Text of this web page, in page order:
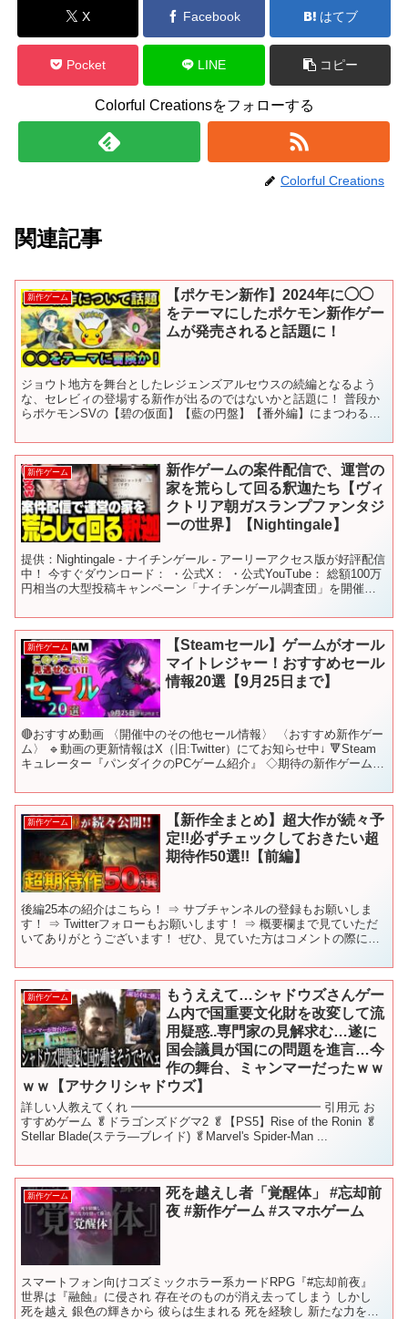
X Facebook はてブ
Pocket LINE コピー
Colorful Creationsをフォローする
Colorful Creations
関連記事
新作ゲーム
【ポケモン新作】2024年に◯◯
をテーマにしたポケモン新作ゲー
ムが発売されると話題に！
ジョウト地方を舞台としたレジェンズアルセウスの続編となるよう
な、セレビィの登場する新作が出るのではないかと話題に！ 普段か
らポケモンSVの【碧の仮面】【藍の円盤】【番外編】にまつわる情
新作ゲーム
新作ゲームの案件配信で、運営の
家を荒らして回る釈迦たち【ヴィ
クトリア朝ガスランプファンタジ
ーの世界】【Nightingale】
提供：Nightingale - ナイチンゲール - アーリーアクセス版が好評配信
中！ 今すぐダウンロード： ・公式X： ・公式YouTube： 総額100万
円相当の大型投稿キャンペーン「ナイチンゲール調査団」を開催
新作ゲーム
【Steamセール】ゲームがオール
マイトレジャー！おすすめセール
情報20選【9月25日まで】
🔴おすすめ動画 〈開催中のその他セール情報〉 〈おすすめ新作ゲー
ム〉 🔹動画の更新情報はX（旧:Twitter）にてお知らせ中↓ 🔻Steam
キュレーター『パンダイクのPCゲーム紹介』 ◇期待の新作ゲーム
新作ゲーム
【新作全まとめ】超大作が続々予
定!!必ずチェックしておきたい超
期待作50選!!【前編】
後編25本の紹介はこちら！ ⇒ サブチャンネルの登録もお願いしま
す！ ⇒ Twitterフォローもお願いします！ ⇒ 概要欄まで見ていただ
いてありがとうございます！ ぜひ、見ていた方はコメントの際に
新作ゲーム
もうええて…シャドウズさんゲー
ム内で国重要文化財を改変して流
用疑惑..専門家の見解求む…遂に
国会議員が国にの問題を進言…今
作の舞台、ミャンマーだったｗｗ
ｗｗ【アサクリシャドウズ】
詳しい人教えてくれ ━━━━━━━━━━━━━━━━ 引用元 お
すすめゲーム 🥬ドラゴンズドグマ2 🥬【PS5】Rise of the Ronin 🥬
Stellar Blade(ステラ―ブレイド) 🥬Marvel's Spider-Man ...
新作ゲーム
死を越えし者「覚醒体」 #忘却前
夜 #新作ゲーム #スマホゲーム
スマートフォン向けコズミックホラー系カードRPG『#忘却前夜』
世界は『融蝕』に侵され 存在そのものが消え去ってしまう しかし
死を越え 銀色の輝きから 彼らは生まれる 死を経験し 新たな力を持